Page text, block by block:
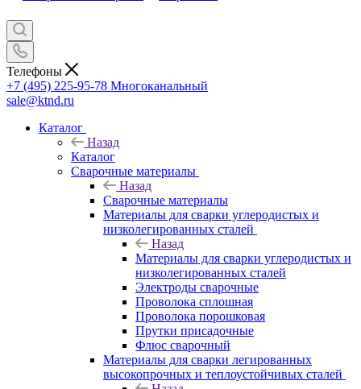
Телефоны
+7 (495) 225-95-78 Многоканальный
sale@ktnd.ru
Каталог
Назад
Каталог
Сварочные материалы
Назад
Сварочные материалы
Материалы для сварки углеродистых и
низколегированных сталей
Назад
Материалы для сварки углеродистых и
низколегированных сталей
Электроды сварочные
Проволока сплошная
Проволока порошковая
Прутки присадочные
Флюс сварочный
Материалы для сварки легированных
высокопрочных и теплоустойчивых сталей